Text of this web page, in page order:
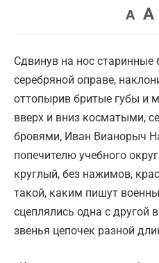
A A
Сдвинув на нос старинные
серебряной оправе,
оттопырив бритые губы и
вверх и вниз косматыми,
бровями, Иван Вианорыч
попечителю учебного
круглый, без нажимов,
такой, каким пишут
сцеплялись одна с другой
звенья цепочек разной